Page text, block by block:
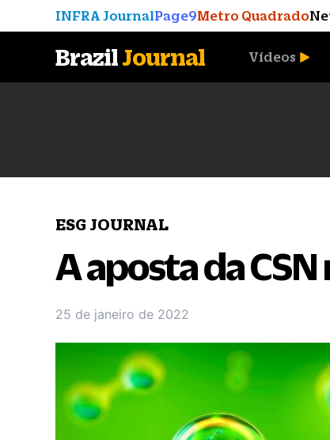
INFRA JournalPage9Metro Quadrado
BrazilJournal Vídeos
ESG JOURNAL
A aposta da
25 de janeiro de 2022